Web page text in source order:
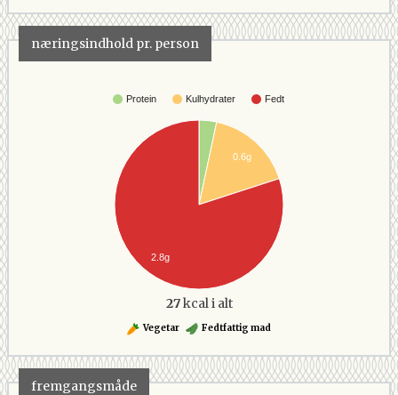
næringsindhold pr. person
Protein Kulhydrater Fedt
0.6g
2.8g
27kcal i alt
Vegetar Fedtfattig mad
fremgangsmåde